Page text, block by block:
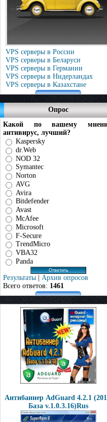
VPS серверы в России
VPS серверы в Беларуси
VPS серверы в Германии
VPS серверы в Нидерландах
VPS серверы в Казахстане
Опрос
Какой по вашему
антивирус, лучший?
Kaspersky
dr.Web
NOD 32
Symantec
Norton
AVG
Avira
Bitdefender
Avast
McAfee
Microsoft
F-Secure
TrendMicro
VBA32
Panda
Результаты | Архив опросов
Всего ответов: 1461
Антибаннер AdGuard 4.2.1
База v.1.0.3.16)Rus